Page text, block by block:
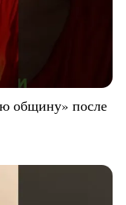
общину» после